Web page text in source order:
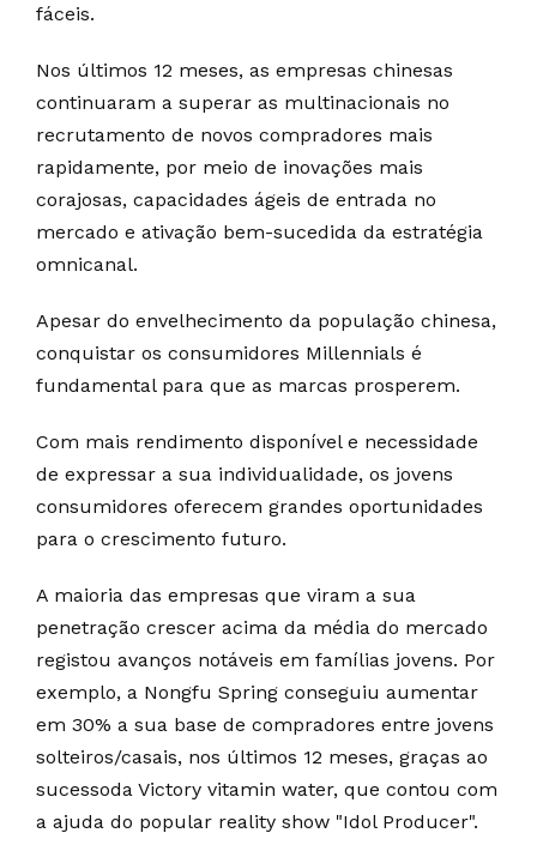
fáceis.
Nos últimos 12 meses, as empresas chinesas
continuaram a superar as multinacionais no
recrutamento de novos compradores mais
rapidamente, por meio de inovações mais
corajosas, capacidades ágeis de entrada no
mercado e ativação bem-sucedida da estratégia
omnicanal.
Apesar do envelhecimento da população chinesa,
conquistar os consumidores Millennials é
fundamental para que as marcas prosperem.
Com mais rendimento disponível e necessidade
de expressar a sua individualidade, os jovens
consumidores oferecem grandes oportunidades
para o crescimento futuro.
A maioria das empresas que viram a sua
penetração crescer acima da média do mercado
registou avanços notáveis em famílias jovens. Por
exemplo, a Nongfu Spring conseguiu aumentar
em 30% a sua base de compradores entre jovens
solteiros/casais, nos últimos 12 meses, graças ao
sucessoda Victory vitamin water, que contou com
a ajuda do popular reality show "Idol Producer".